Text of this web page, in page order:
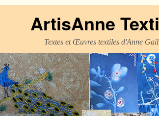
ArtisAnne
Textes et Œuvres textiles d'Anne